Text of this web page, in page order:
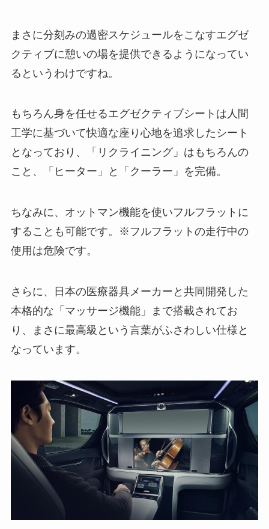
まさに分刻みの過密スケジュールをこなすエグゼ
クティブに憩いの場を提供できるようになってい
るというわけですね。
もちろん身を任せるエグゼクティブシートは人間
工学に基づいて快適な座り心地を追求したシート
となっており、「リクライニング」はもちろんの
こと、「ヒーター」と「クーラー」を完備。
ちなみに、オットマン機能を使いフルフラットに
することも可能です。※フルフラットの走行中の
使用は危険です。
さらに、日本の医療器具メーカーと共同開発した
本格的な「マッサージ機能」まで搭載されてお
り、まさに最高級という言葉がふさわしい仕様と
なっています。